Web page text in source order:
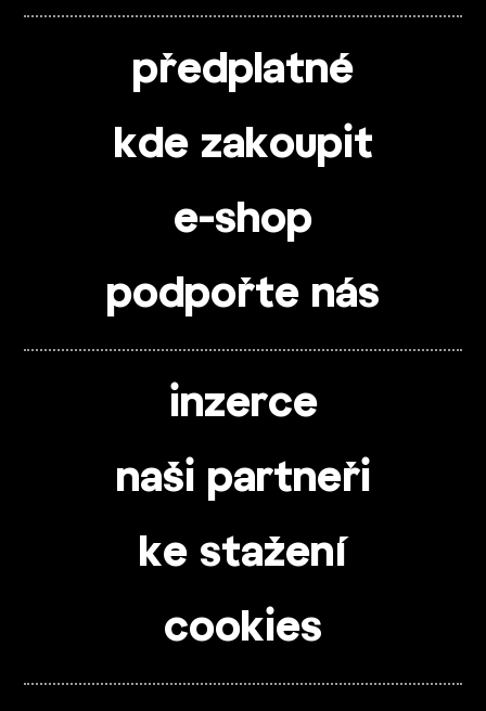
předplatné
kde zakoupit
e-shop
podpořte nás
inzerce
naši partneři
ke stažení
cookies